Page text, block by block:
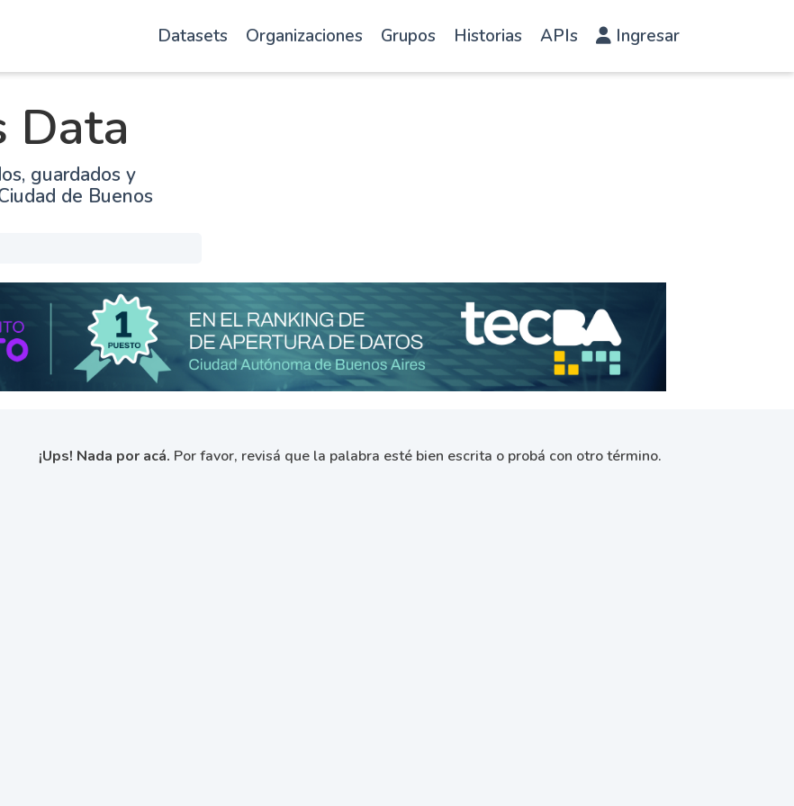
Datasets Organizaciones Grupos Historias APIs Ingresar
Data
guardados y
de Buenos
¡Ups! Nada por acá. Por favor, revisá que la palabra esté bien escrita o probá con otro término.